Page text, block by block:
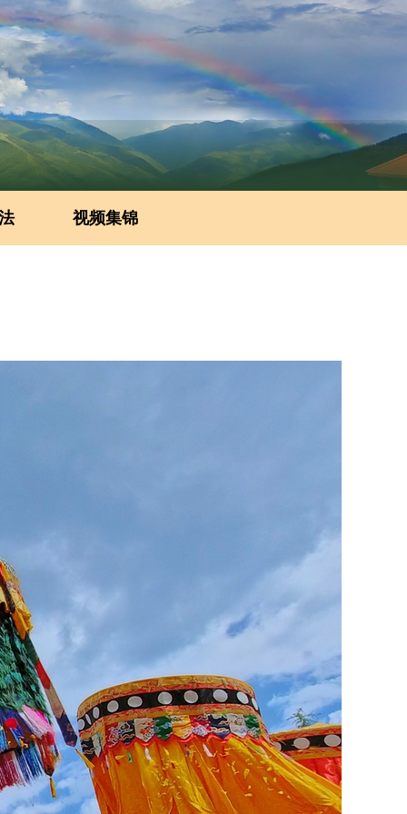
视频集锦